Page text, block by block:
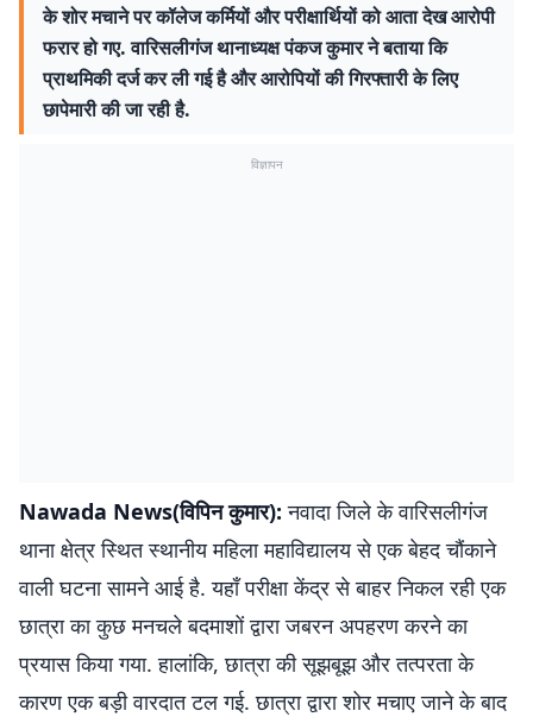
के शोर मचाने पर कॉलेज कर्मियों और परीक्षार्थियों को आता देख आरोपी
फरार हो गए. वारिसलीगंज थानाध्यक्ष पंकज कुमार ने बताया कि
प्राथमिकी दर्ज कर ली गई है और आरोपियों की गिरफ्तारी के लिए
छापेमारी की जा रही है.
विज्ञापन
Nawada News(विपिन कुमार): नवादा जिले के वारिसलीगंज
थाना क्षेत्र स्थित स्थानीय महिला महाविद्यालय से एक बेहद चौंकाने
वाली घटना सामने आई है. यहाँ परीक्षा केंद्र से बाहर निकल रही एक
छात्रा का कुछ मनचले बदमाशों द्वारा जबरन अपहरण करने का
प्रयास किया गया. हालांकि, छात्रा की सूझबूझ और तत्परता के
कारण एक बड़ी वारदात टल गई. छात्रा द्वारा शोर मचाए जाने के बाद